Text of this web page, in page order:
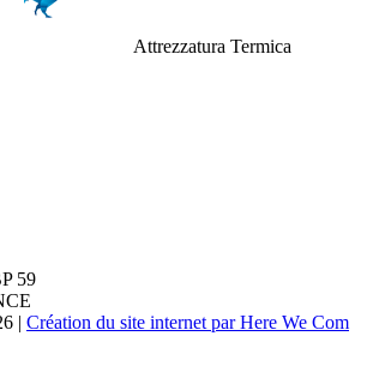
Attrezzatura Termica
59
| Création du site internet par Here We Com